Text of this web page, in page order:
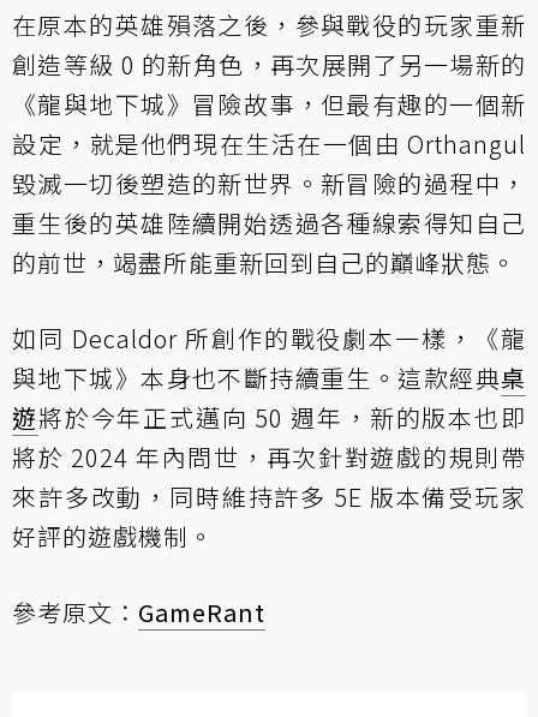
在原本的英雄殞落之後，參與戰役的玩家重新
創造等級 0 的新角色，再次展開了另一場新的
《龍與地下城》冒險故事，但最有趣的一個新
設定，就是他們現在生活在一個由 Orthangul
毀滅一切後塑造的新世界。新冒險的過程中，
重生後的英雄陸續開始透過各種線索得知自己
的前世，竭盡所能重新回到自己的巔峰狀態。
如同 Decaldor 所創作的戰役劇本一樣，《龍
與地下城》本身也不斷持續重生。這款經典桌
遊將於今年正式邁向 50 週年，新的版本也即
將於 2024 年內問世，再次針對遊戲的規則帶
來許多改動，同時維持許多 5E 版本備受玩家
好評的遊戲機制。
參考原文： GameRant